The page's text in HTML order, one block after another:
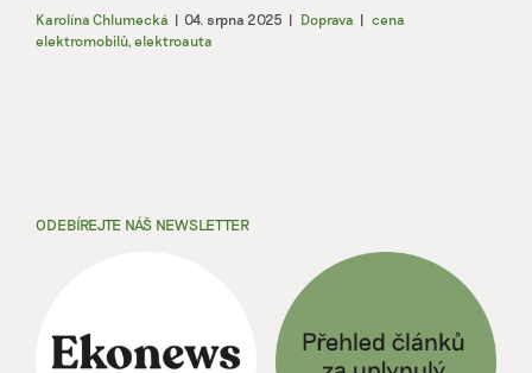
Karolína Chlumecká | 04. srpna 2025 | Doprava | cena
elektromobilů, elektroauta
ODEBÍREJTE NÁŠ NEWSLETTER